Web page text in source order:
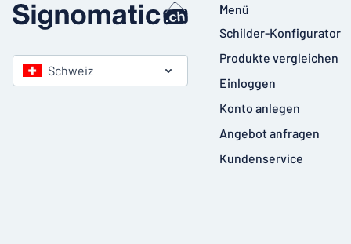
Schweiz
Menü
Schilder-Konfigurator
Produkte vergleichen
Einloggen
Konto anlegen
Angebot anfragen
Kundenservice